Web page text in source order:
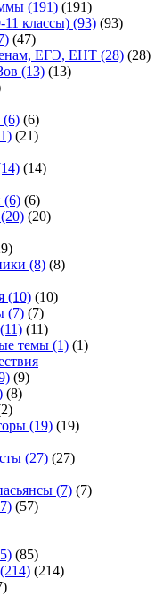
(191) (191)
классы) (93) (93)
(47)
ЕГЭ, ЕНТ (28) (28)
(13) (13)
(6) (6)
(21)
(14)
(6) (6)
(20) (20)
(8) (8)
(10) (10)
(7) (7)
(11) (11)
темы (1) (1)
(9)
(8)
(19) (19)
(27) (27)
(7) (7)
(57)
(85)
(214) (214)